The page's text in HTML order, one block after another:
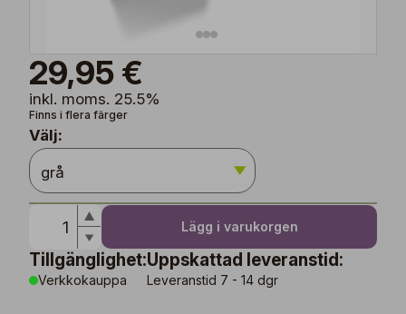
29,95 €
inkl. moms. 25.5%
Finns i flera färger
Välj:
Lägg i varukorgen
Tillgänglighet:
Verkkokauppa
Uppskattad leveranstid:
Leveranstid 7 - 14 dgr